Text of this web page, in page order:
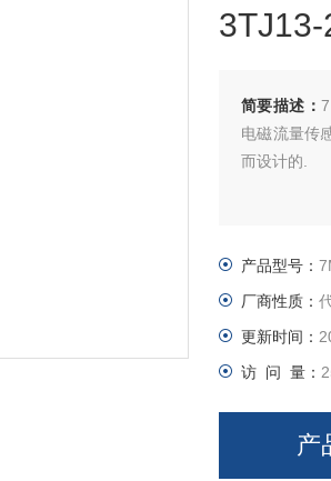
简要描述：
电磁流量传
而设计的.
产品型号：
厂商性质：
更新时间：
访 问 量：
产